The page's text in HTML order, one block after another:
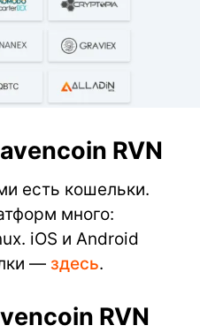
RVN
есть кошельки.
много:
iOS и Android
— здесь.
RVN